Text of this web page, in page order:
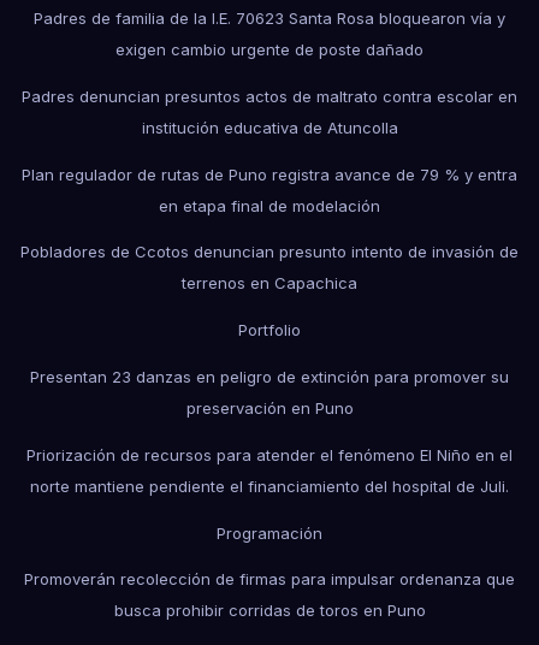
Padres de familia de la I.E. 70623 Santa Rosa bloquearon vía y
exigen cambio urgente de poste dañado
Padres denuncian presuntos actos de maltrato contra escolar en
institución educativa de Atuncolla
Plan regulador de rutas de Puno registra avance de 79 % y entra
en etapa final de modelación
Pobladores de Ccotos denuncian presunto intento de invasión de
terrenos en Capachica
Portfolio
Presentan 23 danzas en peligro de extinción para promover su
preservación en Puno
Priorización de recursos para atender el fenómeno El Niño en el
norte mantiene pendiente el financiamiento del hospital de Juli.
Programación
Promoverán recolección de firmas para impulsar ordenanza que
busca prohibir corridas de toros en Puno